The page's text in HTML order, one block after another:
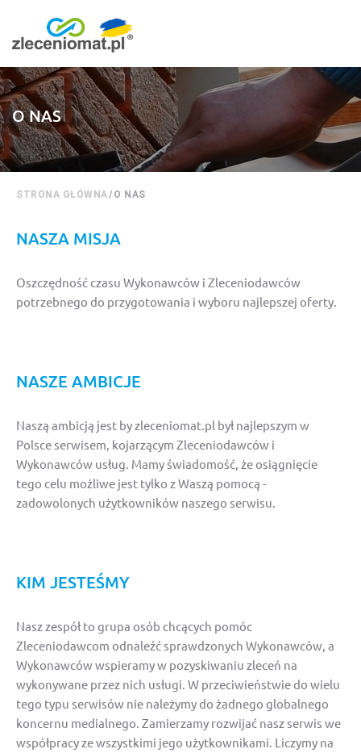
O NAS
STRONA GŁÓWNA/ O NAS
NASZA MISJA
Oszczędność czasu Wykonawców i Zleceniodawców
potrzebnego do przygotowania i wyboru najlepszej oferty.
NASZE AMBICJE
Naszą ambicją jest by zleceniomat.pl był najlepszym w
Polsce serwisem, kojarzącym Zleceniodawców i
Wykonawców usług. Mamy świadomość, że osiągnięcie
tego celu możliwe jest tylko z Waszą pomocą -
zadowolonych użytkowników naszego serwisu.
KIM JESTEŚMY
Nasz zespół to grupa osób chcących pomóc
Zleceniodawcom odnaleźć sprawdzonych Wykonawców, a
Wykonawców wspieramy w pozyskiwaniu zleceń na
wykonywane przez nich usługi. W przeciwieństwie do wielu
tego typu serwisów nie należymy do żadnego globalnego
koncernu medialnego. Zamierzamy rozwijać nasz serwis we
współpracy ze wszystkimi jego użytkownikami. Liczymy na